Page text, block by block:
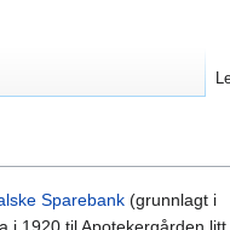
Sparebank (grunnlagt i